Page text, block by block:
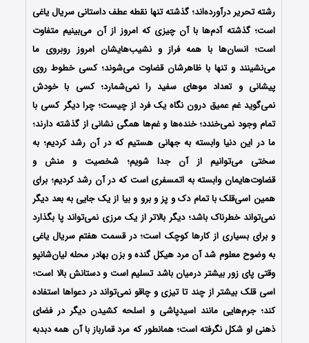
رشته تحریر درآورده‌اند؛ گذشته تنها نقطه عطف داستانی سریال یاغی
است؛ گذشته آدم‌ها با آن چیزی که امروز از آن می‌بینیم متفاوت
است؛ انسان‌ها با همه فراز و نشیب‌هایشان امروز روبروی ما
می‌نشینند و تنها با ظاهرشان قضاوت می‌شوند؛ کسی خطوط روی
پیشانی و تعداد موهای سفید را نمی‌شمارد؛ کسی با خودش
نمی‌گوید غم عمیق درون نگاه یک فرد از چیست؛ چرا دیگر کسی با
تمام وجود نمی‌خندد؛ خنده‌ها و غم‌ها همگی نشانی از گذشته دارند؛
ما در این دنیا وابسته به جهانی هستیم که در آن رشد کردیم؛ به
سختی می‌توانیم از آن جدا شویم؛ شخصیت و منش و
قضاوت‌هایمان وابسته به اتمسفری است که در آن رشد کردیم؛ برای
همین اسی‌قلک با تمام دک و پز و برو و بیا از یک جایی به بعد دیگر
نمی‌تواند خطرناک باشد؛ دیگر بالاتر از یک مرزی نمی‌تواند پا بگذارد
و برای بسیاری از کارها کوچک است؛ در قسمت هفتم سریال یاغی
به وضوح معلوم شد آن مرد هیکل گنده و بزن بهادر محله لیان‌شانپو
وقتی پای زور بیشتر درمیان باشد تسلیم است و دستانش بالا است؛
اسی قلک بیشتر از چند تا تیزی و چاقو نمی‌تواند در دعواها استفاده
کند؛ جرم‌هایی مانند اسیدپاشی و اسلحه کشیدن دیگر در فضای
ذهنی او شکل نگرفته است؛ همانطور که مرد قمارباز با آن همه دبدبه